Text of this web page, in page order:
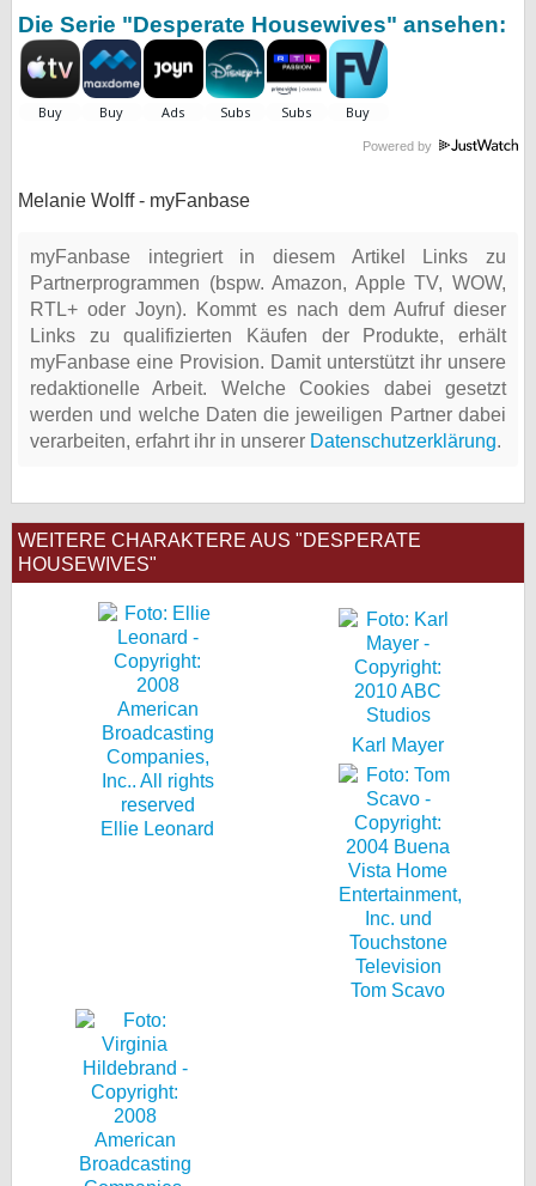
Die Serie "Desperate Housewives" ansehen:
Powered by
Melanie Wolff - myFanbase
myFanbase integriert in diesem Artikel Links zu
Partnerprogrammen (bspw. Amazon, Apple TV, WOW,
RTL+ oder Joyn). Kommt es nach dem Aufruf dieser
Links zu qualifizierten Käufen der Produkte, erhält
myFanbase eine Provision. Damit unterstützt ihr unsere
redaktionelle Arbeit. Welche Cookies dabei gesetzt
werden und welche Daten die jeweiligen Partner dabei
verarbeiten, erfahrt ihr in unserer Datenschutzerklärung.
WEITERE CHARAKTERE AUS "DESPERATE
HOUSEWIVES"
Ellie Leonard
Karl Mayer
Tom Scavo